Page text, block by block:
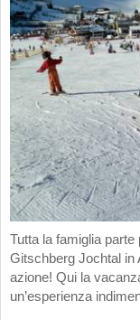
Tutta la famiglia parte
Gitschberg Jochtal in
azione! Qui la
un’esperienza